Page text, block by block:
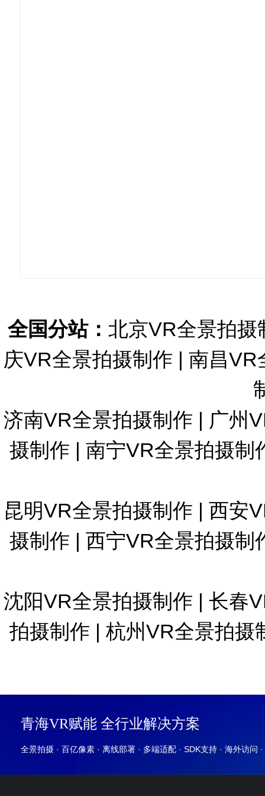
全国分站： 北京VR全景拍摄
庆VR全景拍摄制作 | 南昌VR
济南VR全景拍摄制作 | 广州
摄制作 | 南宁VR全景拍摄制
昆明VR全景拍摄制作 | 西安
摄制作 | 西宁VR全景拍摄制
沈阳VR全景拍摄制作 | 长春
拍摄制作 | 杭州VR全景拍摄
青海VR赋能 全行业解决方案
全景拍摄 · 百亿像素 · 离线部署 · 多端适配 · SDK支持 · 海外访问